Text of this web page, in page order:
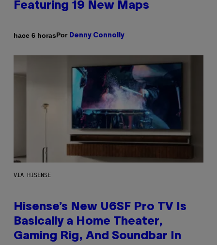
Featuring 19 New Maps
hace 6 horasPor Denny Connolly
VIA HISENSE
Hisense’s New U6SF Pro TV Is
Basically a Home Theater,
Gaming Rig, And Soundbar In